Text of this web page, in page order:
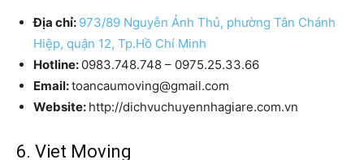
Địa chỉ: 973/89 Nguyễn Ảnh Thủ, phường Tân Chánh
Hiệp, quận 12, Tp.Hồ Chí Minh
Hotline: 0983.748.748 – 0975.25.33.66
Email:toancaumoving@gmail.com
Website: http://dichvuchuyennhagiare.com.vn
6. Viet Moving